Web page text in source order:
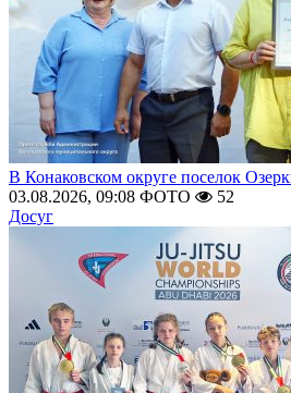
В Конаковском округе поселок
03.08.2026, 09:08 ФОТО
52
Досуг